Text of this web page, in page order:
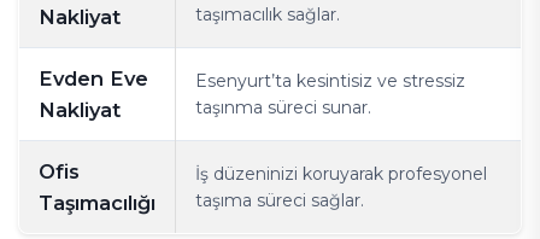
Nakliyat
taşımacılık sağlar.
Evden Eve
Nakliyat
Esenyurt’ta kesintisiz ve stressiz
taşınma süreci sunar.
Ofis
Taşımacılığı
İş düzeninizi koruyarak profesyonel
taşıma süreci sağlar.